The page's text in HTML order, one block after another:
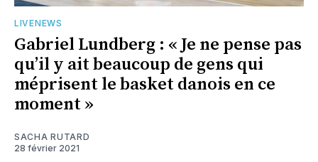
LIVENEWS
Gabriel Lundberg : « Je ne pense pas
qu’il y ait beaucoup de gens qui
méprisent le basket danois en ce
moment »
SACHA RUTARD
28 février 2021